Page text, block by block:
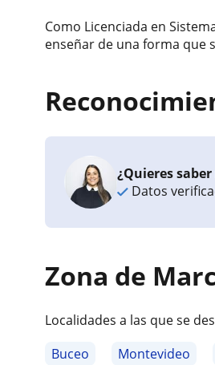
Como Licenciada en
enseñar de una forma que
¿Quieres
Datos
Zona de
Localidades a las que se
Buceo
Montevideo